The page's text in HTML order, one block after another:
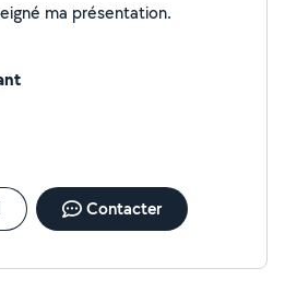
Je n'ai pas encore renseigné ma présentation.
Contacter